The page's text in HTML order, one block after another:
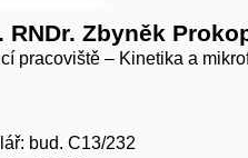
RNDr. Zbyněk
pracoviště – Kinetika a
bud. C13/232